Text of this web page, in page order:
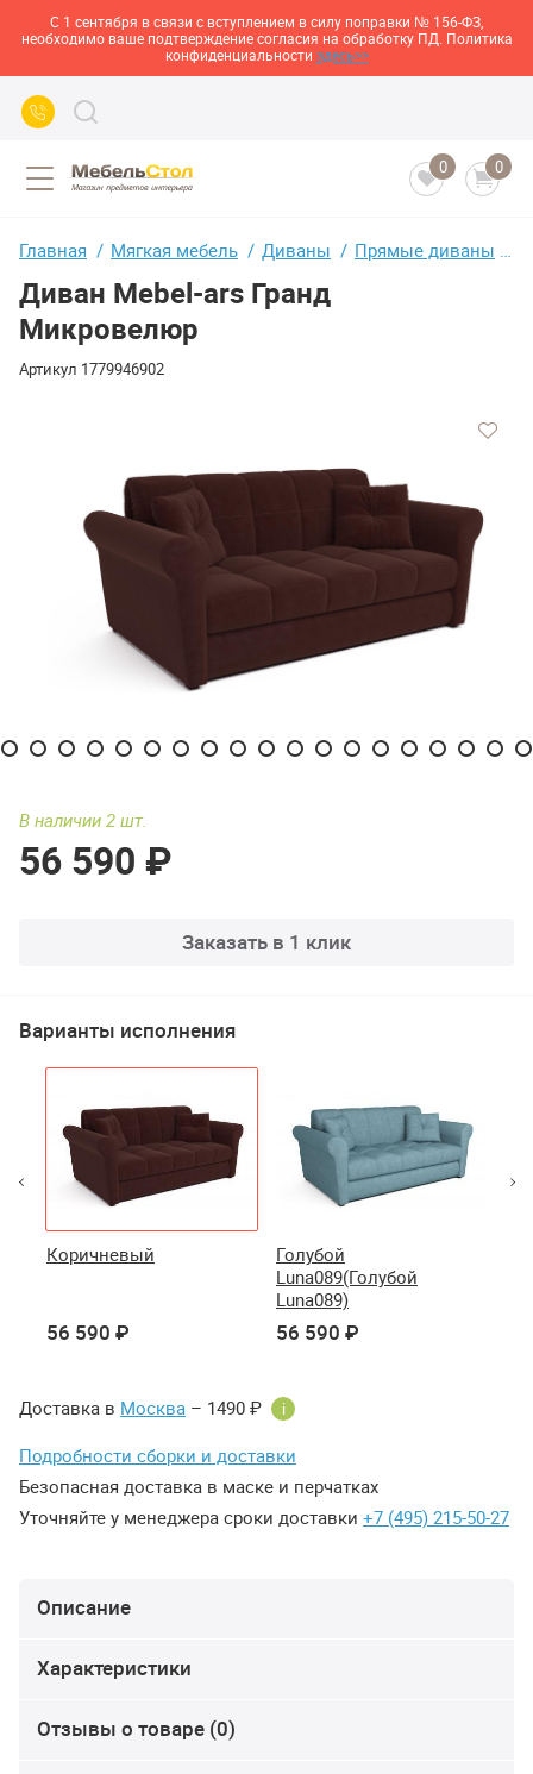
С 1 сентября в связи с вступлением в силу поправки № 156-ФЗ,
необходимо ваше подтверждение согласия на обработку ПД. Политика
конфиденциальности здесь>>
0 0
Главная Мягкая мебель Диваны Прямые диваны
Диван Mebel-ars Гранд
Микровелюр
Артикул 1779946902
В наличии 2 шт.
56 590 ₽
Заказать в 1 клик
Варианты исполнения
Коричневый
56 590 ₽
Голубой
Luna089(Голубой
Luna089)
56 590 ₽
Доставка в Москва – 1490 ₽ i
Подробности сборки и доставки
Безопасная доставка в маске и перчатках
Уточняйте у менеджера сроки доставки +7 (495) 215-50-27
Описание
Характеристики
Отзывы о товаре (0)